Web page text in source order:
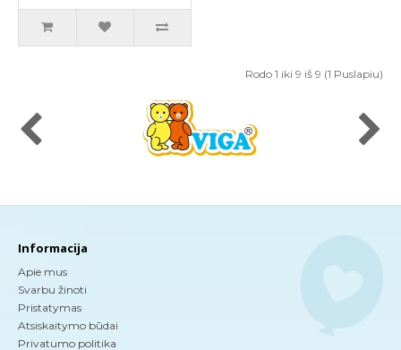
Rodo 1 iki 9 iš 9 (1 Puslapiu)
Informacija
Apie mus
Svarbu žinoti
Pristatymas
Atsiskaitymo būdai
Privatumo politika